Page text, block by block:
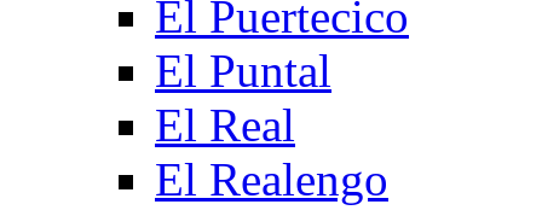
El Puertecico
El Puntal
El Real
El Realengo